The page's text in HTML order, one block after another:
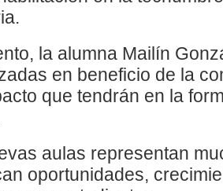
la alumna Mailín
en beneficio de la
que tendrán en la
aulas representan
oportunidades,